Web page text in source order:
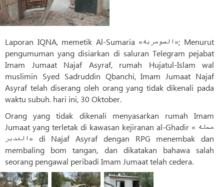
Laporan IQNA, memetik Al-Sumaria «السومریه»; Menurut
pengumuman yang disiarkan di saluran Telegram pejabat
Imam Jumaat Najaf Asyraf, rumah Hujatul-Islam wal
muslimin Syed Sadruddin Qbanchi, Imam Jumaat Najaf
Asyraf telah diserang oleh orang yang tidak dikenali pada
waktu subuh. hari ini, 30 Oktober.
Orang yang tidak dikenali menyasarkan rumah Imam
Jumaat yang terletak di kawasan kejiranan al-Ghadir « محله
الغدیر» di Najaf Asyraf dengan RPG menembak dan
membaling bom tangan, dan dikatakan bahawa salah
seorang pengawal peribadi Imam Jumaat telah cedera.